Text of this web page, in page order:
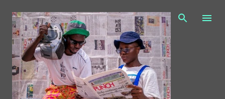
Passa ai contenuti principali